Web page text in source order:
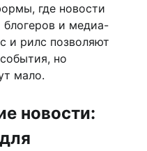
где новости
блогеров и медиа-
и рилс позволяют
но
мало.
новости: